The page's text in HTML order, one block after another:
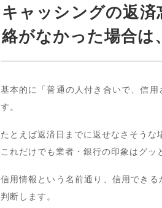
キャッシングの返
絡がなかった場合は
基本的に「普通の人付き合いで、信
す。
たとえば返済日までに返せなさそうな
これだけでも業者・銀行の印象はグッ
信用情報という名前通り、信用でき
判断します。